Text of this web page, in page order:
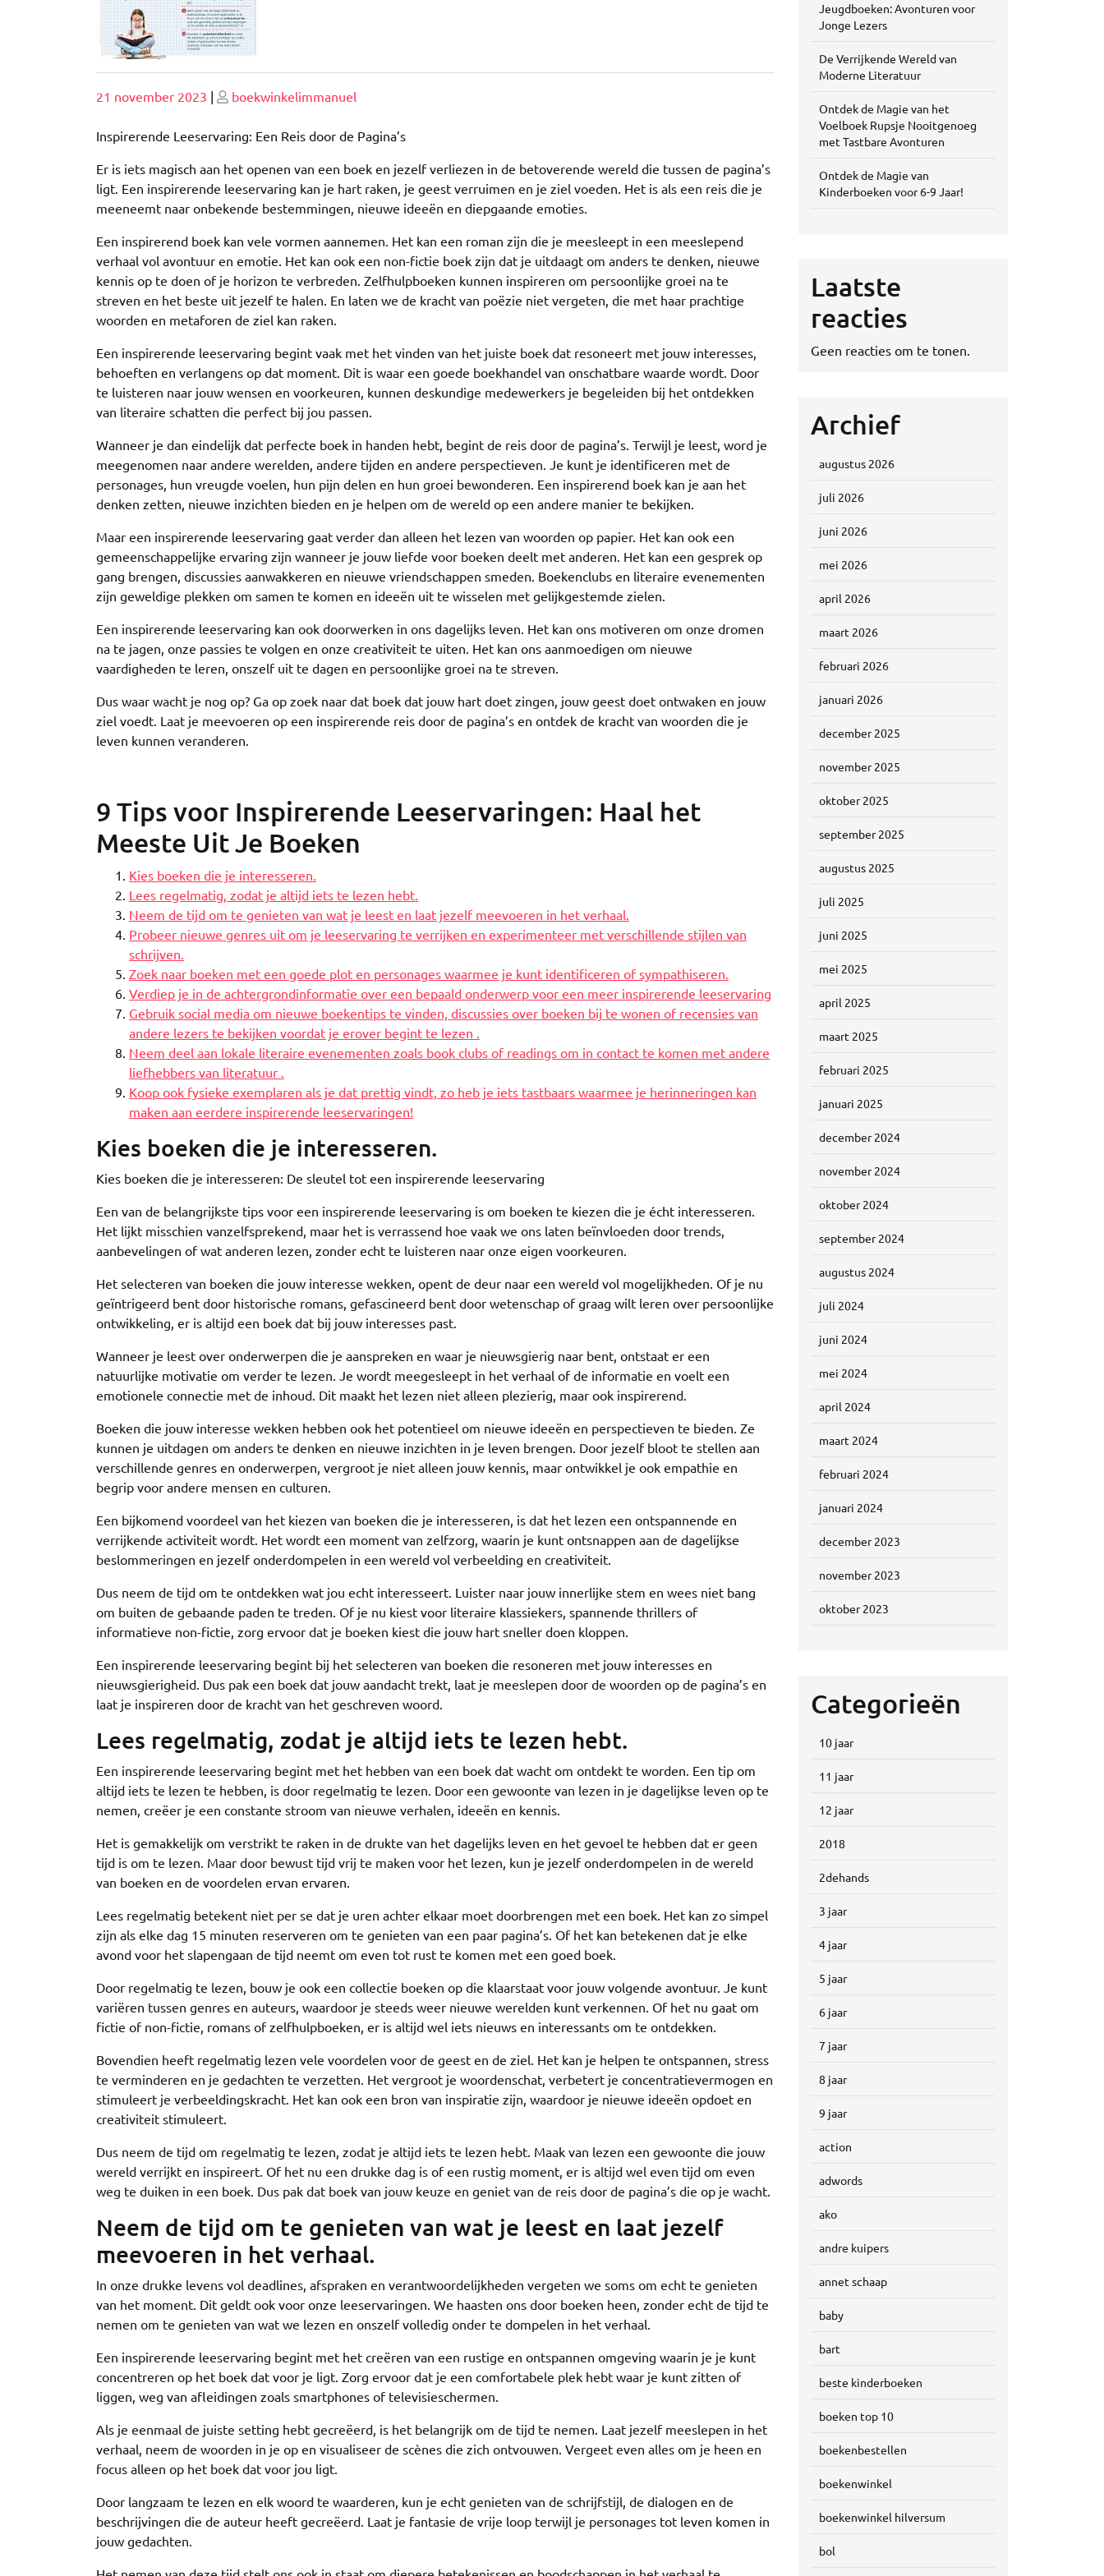
Geplaatst
21 november 2023 | Geplaatst
boekwinkelimmanuel
Inspirerende Leeservaring: Een Reis door de Pagina’s
Er is iets magisch aan het openen van een boek en jezelf verliezen in de betoverende wereld die tussen de pagina’s
ligt. Een inspirerende leeservaring kan je hart raken, je geest verruimen en je ziel voeden. Het is als een reis die je
meeneemt naar onbekende bestemmingen, nieuwe ideeën en diepgaande emoties.
Een inspirerend boek kan vele vormen aannemen. Het kan een roman zijn die je meesleept in een meeslepend
verhaal vol avontuur en emotie. Het kan ook een non-fictie boek zijn dat je uitdaagt om anders te denken, nieuwe
kennis op te doen of je horizon te verbreden. Zelfhulpboeken kunnen inspireren om persoonlijke groei na te
streven en het beste uit jezelf te halen. En laten we de kracht van poëzie niet vergeten, die met haar prachtige
woorden en metaforen de ziel kan raken.
Een inspirerende leeservaring begint vaak met het vinden van het juiste boek dat resoneert met jouw interesses,
behoeften en verlangens op dat moment. Dit is waar een goede boekhandel van onschatbare waarde wordt. Door
te luisteren naar jouw wensen en voorkeuren, kunnen deskundige medewerkers je begeleiden bij het ontdekken
van literaire schatten die perfect bij jou passen.
Wanneer je dan eindelijk dat perfecte boek in handen hebt, begint de reis door de pagina’s. Terwijl je leest, word je
meegenomen naar andere werelden, andere tijden en andere perspectieven. Je kunt je identificeren met de
personages, hun vreugde voelen, hun pijn delen en hun groei bewonderen. Een inspirerend boek kan je aan het
denken zetten, nieuwe inzichten bieden en je helpen om de wereld op een andere manier te bekijken.
Maar een inspirerende leeservaring gaat verder dan alleen het lezen van woorden op papier. Het kan ook een
gemeenschappelijke ervaring zijn wanneer je jouw liefde voor boeken deelt met anderen. Het kan een gesprek op
gang brengen, discussies aanwakkeren en nieuwe vriendschappen smeden. Boekenclubs en literaire evenementen
zijn geweldige plekken om samen te komen en ideeën uit te wisselen met gelijkgestemde zielen.
Een inspirerende leeservaring kan ook doorwerken in ons dagelijks leven. Het kan ons motiveren om onze dromen
na te jagen, onze passies te volgen en onze creativiteit te uiten. Het kan ons aanmoedigen om nieuwe
vaardigheden te leren, onszelf uit te dagen en persoonlijke groei na te streven.
Dus waar wacht je nog op? Ga op zoek naar dat boek dat jouw hart doet zingen, jouw geest doet ontwaken en jouw
ziel voedt. Laat je meevoeren op een inspirerende reis door de pagina’s en ontdek de kracht van woorden die je
leven kunnen veranderen.
9 Tips voor Inspirerende Leeservaringen: Haal het
Meeste Uit Je Boeken
Kies boeken die je interesseren.
Lees regelmatig, zodat je altijd iets te lezen hebt.
Neem de tijd om te genieten van wat je leest en laat jezelf meevoeren in het verhaal.
Probeer nieuwe genres uit om je leeservaring te verrijken en experimenteer met verschillende stijlen van
schrijven.
Zoek naar boeken met een goede plot en personages waarmee je kunt identificeren of sympathiseren.
Verdiep je in de achtergrondinformatie over een bepaald onderwerp voor een meer inspirerende leeservaring
Gebruik social media om nieuwe boekentips te vinden, discussies over boeken bij te wonen of recensies van
andere lezers te bekijken voordat je erover begint te lezen .
Neem deel aan lokale literaire evenementen zoals book clubs of readings om in contact te komen met andere
liefhebbers van literatuur .
Koop ook fysieke exemplaren als je dat prettig vindt, zo heb je iets tastbaars waarmee je herinneringen kan
maken aan eerdere inspirerende leeservaringen!
Kies boeken die je interesseren.
Kies boeken die je interesseren: De sleutel tot een inspirerende leeservaring
Een van de belangrijkste tips voor een inspirerende leeservaring is om boeken te kiezen die je écht interesseren.
Het lijkt misschien vanzelfsprekend, maar het is verrassend hoe vaak we ons laten beïnvloeden door trends,
aanbevelingen of wat anderen lezen, zonder echt te luisteren naar onze eigen voorkeuren.
Het selecteren van boeken die jouw interesse wekken, opent de deur naar een wereld vol mogelijkheden. Of je nu
geïntrigeerd bent door historische romans, gefascineerd bent door wetenschap of graag wilt leren over persoonlijke
ontwikkeling, er is altijd een boek dat bij jouw interesses past.
Wanneer je leest over onderwerpen die je aanspreken en waar je nieuwsgierig naar bent, ontstaat er een
natuurlijke motivatie om verder te lezen. Je wordt meegesleept in het verhaal of de informatie en voelt een
emotionele connectie met de inhoud. Dit maakt het lezen niet alleen plezierig, maar ook inspirerend.
Boeken die jouw interesse wekken hebben ook het potentieel om nieuwe ideeën en perspectieven te bieden. Ze
kunnen je uitdagen om anders te denken en nieuwe inzichten in je leven brengen. Door jezelf bloot te stellen aan
verschillende genres en onderwerpen, vergroot je niet alleen jouw kennis, maar ontwikkel je ook empathie en
begrip voor andere mensen en culturen.
Een bijkomend voordeel van het kiezen van boeken die je interesseren, is dat het lezen een ontspannende en
verrijkende activiteit wordt. Het wordt een moment van zelfzorg, waarin je kunt ontsnappen aan de dagelijkse
beslommeringen en jezelf onderdompelen in een wereld vol verbeelding en creativiteit.
Dus neem de tijd om te ontdekken wat jou echt interesseert. Luister naar jouw innerlijke stem en wees niet bang
om buiten de gebaande paden te treden. Of je nu kiest voor literaire klassiekers, spannende thrillers of
informatieve non-fictie, zorg ervoor dat je boeken kiest die jouw hart sneller doen kloppen.
Een inspirerende leeservaring begint bij het selecteren van boeken die resoneren met jouw interesses en
nieuwsgierigheid. Dus pak een boek dat jouw aandacht trekt, laat je meeslepen door de woorden op de pagina’s en
laat je inspireren door de kracht van het geschreven woord.
Lees regelmatig, zodat je altijd iets te lezen hebt.
Een inspirerende leeservaring begint met het hebben van een boek dat wacht om ontdekt te worden. Een tip om
altijd iets te lezen te hebben, is door regelmatig te lezen. Door een gewoonte van lezen in je dagelijkse leven op te
nemen, creëer je een constante stroom van nieuwe verhalen, ideeën en kennis.
Het is gemakkelijk om verstrikt te raken in de drukte van het dagelijks leven en het gevoel te hebben dat er geen
tijd is om te lezen. Maar door bewust tijd vrij te maken voor het lezen, kun je jezelf onderdompelen in de wereld
van boeken en de voordelen ervan ervaren.
Lees regelmatig betekent niet per se dat je uren achter elkaar moet doorbrengen met een boek. Het kan zo simpel
zijn als elke dag 15 minuten reserveren om te genieten van een paar pagina’s. Of het kan betekenen dat je elke
avond voor het slapengaan de tijd neemt om even tot rust te komen met een goed boek.
Door regelmatig te lezen, bouw je ook een collectie boeken op die klaarstaat voor jouw volgende avontuur. Je kunt
variëren tussen genres en auteurs, waardoor je steeds weer nieuwe werelden kunt verkennen. Of het nu gaat om
fictie of non-fictie, romans of zelfhulpboeken, er is altijd wel iets nieuws en interessants om te ontdekken.
Bovendien heeft regelmatig lezen vele voordelen voor de geest en de ziel. Het kan je helpen te ontspannen, stress
te verminderen en je gedachten te verzetten. Het vergroot je woordenschat, verbetert je concentratievermogen en
stimuleert je verbeeldingskracht. Het kan ook een bron van inspiratie zijn, waardoor je nieuwe ideeën opdoet en
creativiteit stimuleert.
Dus neem de tijd om regelmatig te lezen, zodat je altijd iets te lezen hebt. Maak van lezen een gewoonte die jouw
wereld verrijkt en inspireert. Of het nu een drukke dag is of een rustig moment, er is altijd wel even tijd om even
weg te duiken in een boek. Dus pak dat boek van jouw keuze en geniet van de reis door de pagina’s die op je wacht.
Neem de tijd om te genieten van wat je leest en laat jezelf
meevoeren in het verhaal.
In onze drukke levens vol deadlines, afspraken en verantwoordelijkheden vergeten we soms om echt te genieten
van het moment. Dit geldt ook voor onze leeservaringen. We haasten ons door boeken heen, zonder echt de tijd te
nemen om te genieten van wat we lezen en onszelf volledig onder te dompelen in het verhaal.
Een inspirerende leeservaring begint met het creëren van een rustige en ontspannen omgeving waarin je je kunt
concentreren op het boek dat voor je ligt. Zorg ervoor dat je een comfortabele plek hebt waar je kunt zitten of
liggen, weg van afleidingen zoals smartphones of televisieschermen.
Als je eenmaal de juiste setting hebt gecreëerd, is het belangrijk om de tijd te nemen. Laat jezelf meeslepen in het
verhaal, neem de woorden in je op en visualiseer de scènes die zich ontvouwen. Vergeet even alles om je heen en
focus alleen op het boek dat voor jou ligt.
Door langzaam te lezen en elk woord te waarderen, kun je echt genieten van de schrijfstijl, de dialogen en de
beschrijvingen die de auteur heeft gecreëerd. Laat je fantasie de vrije loop terwijl je personages tot leven komen in
jouw gedachten.
Jeugdboeken: Avonturen voor
Jonge Lezers
De Verrijkende Wereld van
Moderne Literatuur
Ontdek de Magie van het
Voelboek Rupsje Nooitgenoeg
met Tastbare Avonturen
Ontdek de Magie van
Kinderboeken voor 6-9 Jaar!
Laatste
reacties
Geen reacties om te tonen.
Archief
augustus 2026
juli 2026
juni 2026
mei 2026
april 2026
maart 2026
februari 2026
januari 2026
december 2025
november 2025
oktober 2025
september 2025
augustus 2025
juli 2025
juni 2025
mei 2025
april 2025
maart 2025
februari 2025
januari 2025
december 2024
november 2024
oktober 2024
september 2024
augustus 2024
juli 2024
juni 2024
mei 2024
april 2024
maart 2024
februari 2024
januari 2024
december 2023
november 2023
oktober 2023
Categorieën
10 jaar
11 jaar
12 jaar
2018
2dehands
3 jaar
4 jaar
5 jaar
6 jaar
7 jaar
8 jaar
9 jaar
action
adwords
ako
andre kuipers
annet schaap
baby
bart
beste kinderboeken
boeken top 10
boekenbestellen
boekenwinkel
boekenwinkel hilversum
bol